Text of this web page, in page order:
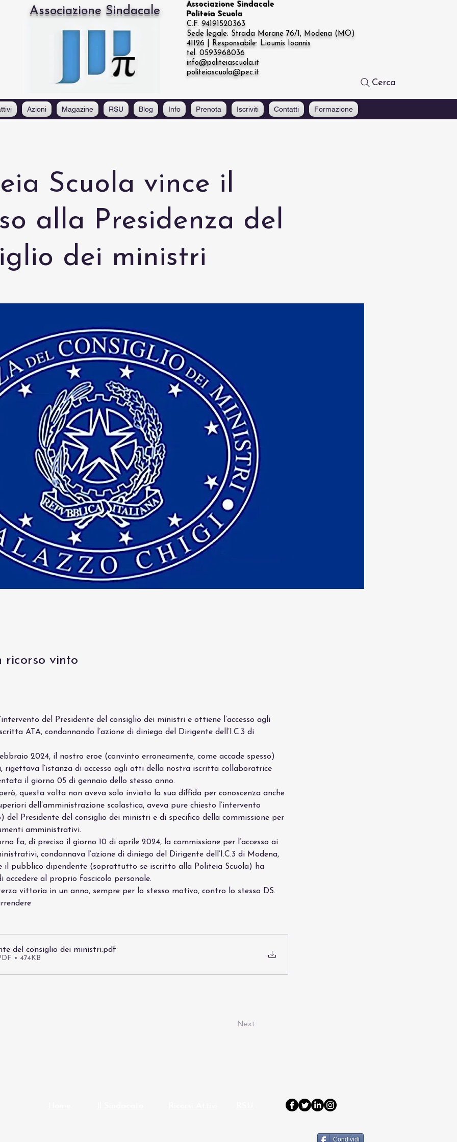
Associazione Sindacale
Cerca
Associazione Sindacale
Politeia Scuola
C.F. 94191520363
Sede legale: Strada Morane 76/1, Modena (MO)
41126 | Responsabile: Lioumis Ioannis
tel. 0593968036
info@politeiascuola.it
politeiascuola@pec.it
Azioni Magazine RSU Blog Info Prenota Iscriviti Contatti Formazione
Scuola vince il
alla Presidenza del
dei ministri
ricorso vinto
del Presidente del consiglio dei ministri e ottiene l’accesso agli
ATA, condannando l’azione di diniego del Dirigente dell’I.C.3 di
2024, il nostro eroe (convinto erroneamente, come accade spesso)
rigettava l’istanza di accesso agli atti della nostra iscritta collaboratrice
il giorno 05 di gennaio dello stesso anno.
questa volta non aveva solo inviato la sua diffida per conoscenza anche
dell’amministrazione scolastica, aveva pure chiesto l’intervento
del Presidente del consiglio dei ministri e di specifico della commissione per
amministrativi.
fa, di preciso il giorno 10 di aprile 2024, la commissione per l’accesso ai
condannava l’azione di diniego del Dirigente dell’I.C.3 di Modena,
il pubblico dipendente (soprattutto se iscritto alla Politeia Scuola) ha
accedere al proprio fascicolo personale.
vittoria in un anno, sempre per lo stesso motivo, contro lo stesso DS.
del consiglio dei ministri.pdf
• 474KB
Next
Condividi